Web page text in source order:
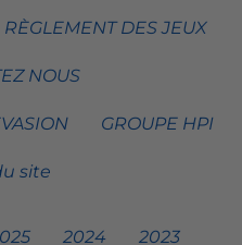
RÈGLEMENT DES JEUX
NOUS
GROUPE HPI
site
2024 2023